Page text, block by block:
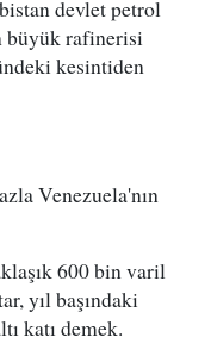
devlet petrol
rafinerisi
kesintiden
Venezuela'nın
600 bin varil
yıl başındaki
katı demek.